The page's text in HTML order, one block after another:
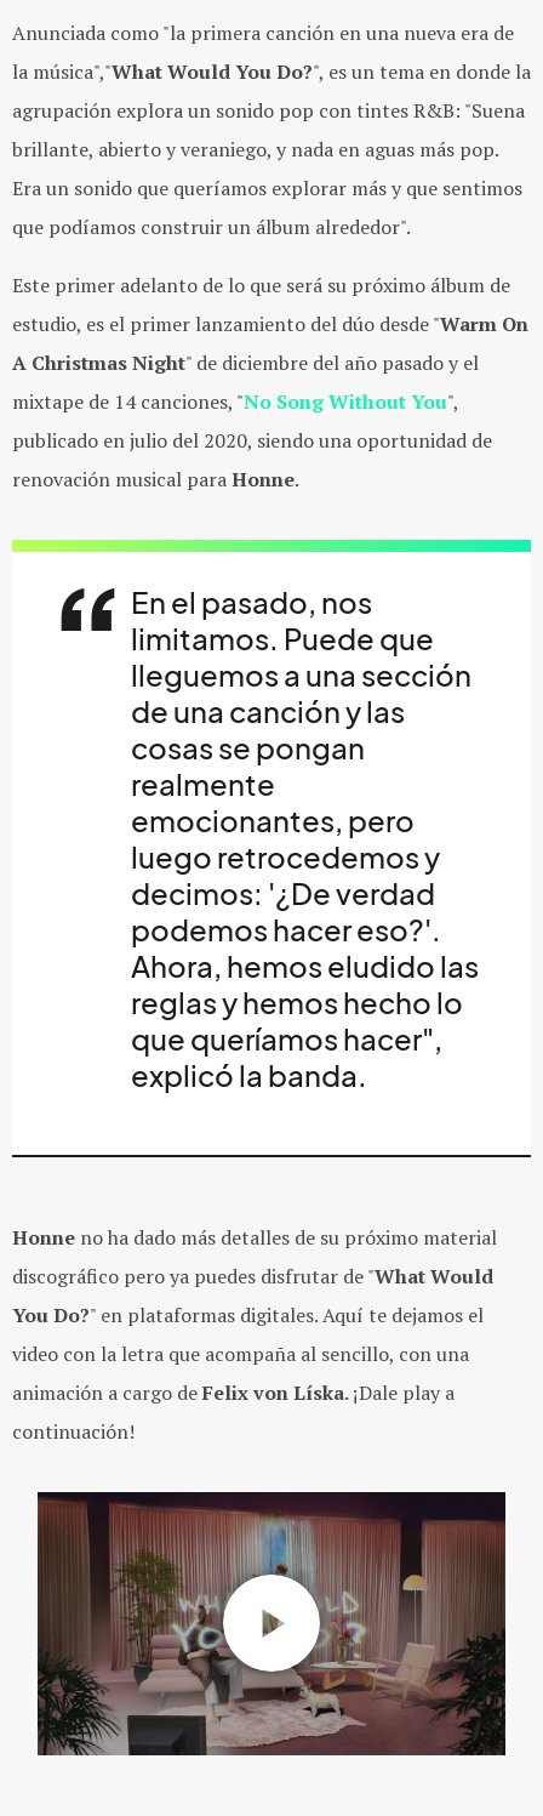
Anunciada como "la primera canción en una nueva era de
la música","What Would You Do?", es un tema en donde la
agrupación explora un sonido pop con tintes R&B: "Suena
brillante, abierto y veraniego, y nada en aguas más pop.
Era un sonido que queríamos explorar más y que sentimos
que podíamos construir un álbum alrededor".
Este primer adelanto de lo que será su próximo álbum de
estudio, es el primer lanzamiento del dúo desde "Warm On
A Christmas Night" de diciembre del año pasado y el
mixtape de 14 canciones, "No Song Without You",
publicado en julio del 2020, siendo una oportunidad de
renovación musical paraHonne.
En el pasado, nos
limitamos. Puede que
lleguemos a una sección
de una canción y las
cosas se pongan
realmente
emocionantes, pero
luego retrocedemos y
decimos: '¿De verdad
podemos hacer eso?'.
Ahora, hemos eludido las
reglas y hemos hecho lo
que queríamos hacer",
explicó la banda.
Honne no ha dado más detalles de su próximo material
discográfico pero ya puedes disfrutar de "What Would
You Do?" en plataformas digitales. Aquí te dejamos el
video con la letra que acompaña al sencillo, con una
animación a cargo deFelix von Líska.¡Dale play a
continuación!